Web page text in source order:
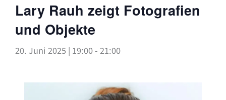
Lary Rauh zeigt Fotografien
und Objekte
20. Juni 2025 | 19:00-21:00